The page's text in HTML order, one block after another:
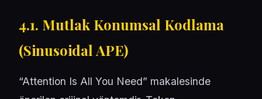
4.1. Mutlak Konumsal Kodlama
(Sinusoidal APE)
“Attention Is All You Need” makalesinde